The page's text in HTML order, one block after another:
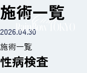
施術一覧
2026.04.30
施術一覧
性病検査